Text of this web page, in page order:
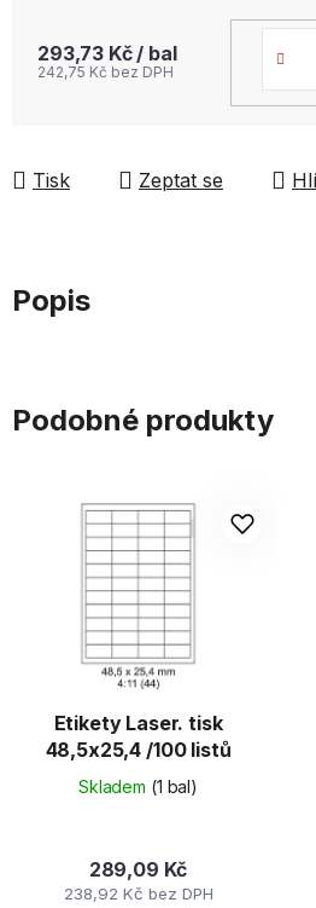
293,73 Kč / bal
242,75 Kč bez DPH
Tisk Zeptat se
Popis
Podobné produkty
Etikety Laser. tisk
48,5x25,4 /100 listů
Skladem (1 bal)
238,92 Kč bez DPH
289,09 Kč